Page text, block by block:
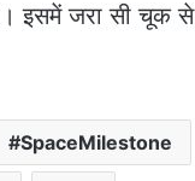
इसमें जरा सी चूक
SpaceMilestone